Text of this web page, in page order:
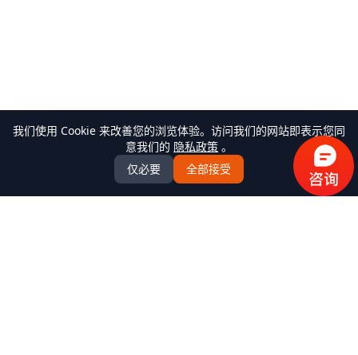
我们使用 Cookie 来改善您的浏览体验。访问我们的网站即表示您同
意我们的 隐私政策 。
仅必要
全部接受